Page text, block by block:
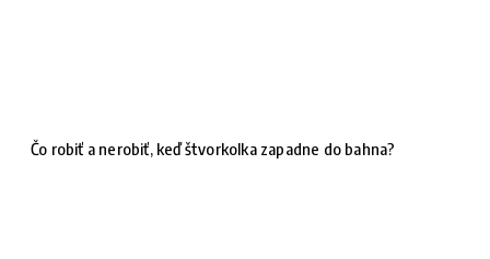
Čo robiť a nerobiť, keď štvorkolka zapadne do bahna?